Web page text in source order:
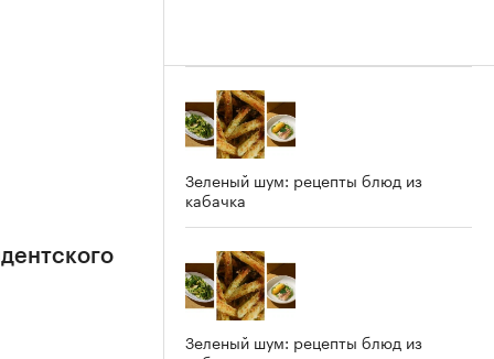
Зеленый шум: рецепты блюд из
кабачка
Зеленый шум: рецепты блюд из